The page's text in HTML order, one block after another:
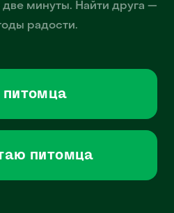
две минуты. Найти друга —
радости.
питомца
питомца